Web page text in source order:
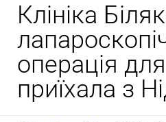
Клініка
операція
приїхала з